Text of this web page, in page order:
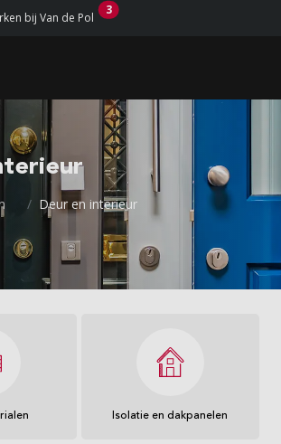
bij Van de Pol
3
Deur en interieur
Isolatie en dakpanelen